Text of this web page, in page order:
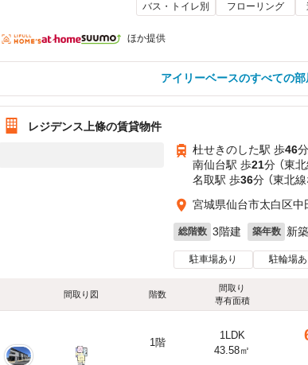
バス・トイレ別 フローリング
ほか提供
アイリーベースのすべての
レジデンス上條の賃貸物件
杜せきのした駅 歩46
南仙台駅 歩21分 （東
名取駅 歩36分 （東北線
宮城県仙台市太白区中
総階数 3階建 築年数 新築
駐車場あり 駐輪場あ
間取り図 階数
間取り
専有面積
1階
1LDK
43.58㎡